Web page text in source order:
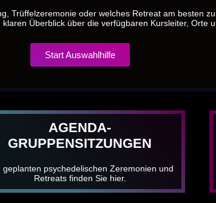
Trüffelzeremonie oder welches Retreat am besten
Überblick über die verfügbaren Kursleiter, Orte
Start Auswahlhilfe
AGENDA-
GRUPPENSITZUNGEN
geplanten psychedelischen Zeremonien und
Retreats finden Sie hier.